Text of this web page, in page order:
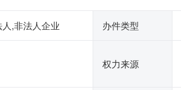
,非法人企业 办件类型
权力来源